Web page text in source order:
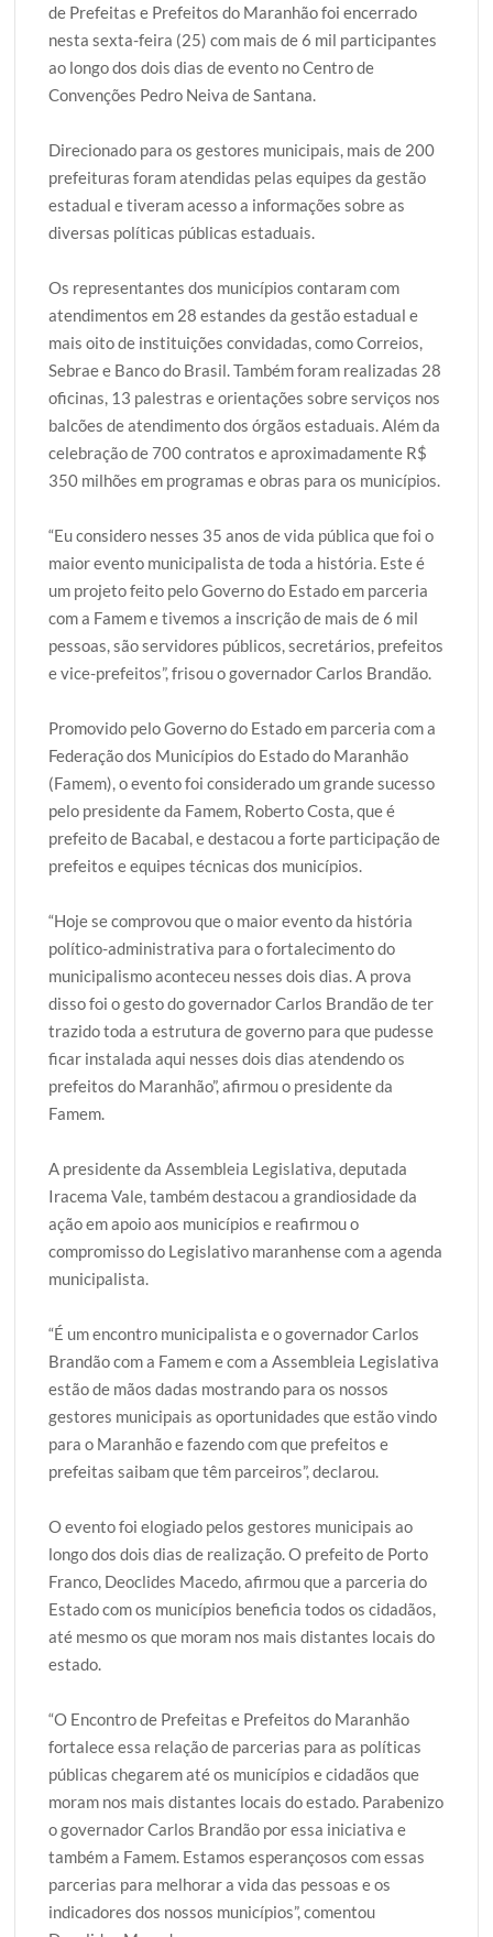
t
t
e
r
e
b
o
o
t
s
A
p
g
g
e
r
r
e
de Prefeitas e Prefeitos do Maranhão foi encerrado
nesta sexta-feira (25) com mais de 6 mil participantes
ao longo dos dois dias de evento no Centro de
Convenções Pedro Neiva de Santana.
Direcionado para os gestores municipais, mais de 200
prefeituras foram atendidas pelas equipes da gestão
estadual e tiveram acesso a informações sobre as
diversas políticas públicas estaduais.
Os representantes dos municípios contaram com
atendimentos em 28 estandes da gestão estadual e
mais oito de instituições convidadas, como Correios,
Sebrae e Banco do Brasil. Também foram realizadas 28
oficinas, 13 palestras e orientações sobre serviços nos
balcões de atendimento dos órgãos estaduais. Além da
celebração de 700 contratos e aproximadamente R$
350 milhões em programas e obras para os municípios.
“Eu considero nesses 35 anos de vida pública que foi o
maior evento municipalista de toda a história. Este é
um projeto feito pelo Governo do Estado em parceria
com a Famem e tivemos a inscrição de mais de 6 mil
pessoas, são servidores públicos, secretários, prefeitos
e vice-prefeitos”, frisou o governador Carlos Brandão.
Promovido pelo Governo do Estado em parceria com a
Federação dos Municípios do Estado do Maranhão
(Famem), o evento foi considerado um grande sucesso
pelo presidente da Famem, Roberto Costa, que é
prefeito de Bacabal, e destacou a forte participação de
prefeitos e equipes técnicas dos municípios.
“Hoje se comprovou que o maior evento da história
político-administrativa para o fortalecimento do
municipalismo aconteceu nesses dois dias. A prova
disso foi o gesto do governador Carlos Brandão de ter
trazido toda a estrutura de governo para que pudesse
ficar instalada aqui nesses dois dias atendendo os
prefeitos do Maranhão”, afirmou o presidente da
Famem.
A presidente da Assembleia Legislativa, deputada
Iracema Vale, também destacou a grandiosidade da
ação em apoio aos municípios e reafirmou o
compromisso do Legislativo maranhense com a agenda
municipalista.
“É um encontro municipalista e o governador Carlos
Brandão com a Famem e com a Assembleia Legislativa
estão de mãos dadas mostrando para os nossos
gestores municipais as oportunidades que estão vindo
para o Maranhão e fazendo com que prefeitos e
prefeitas saibam que têm parceiros”, declarou.
O evento foi elogiado pelos gestores municipais ao
longo dos dois dias de realização. O prefeito de Porto
Franco, Deoclides Macedo, afirmou que a parceria do
Estado com os municípios beneficia todos os cidadãos,
até mesmo os que moram nos mais distantes locais do
estado.
“O Encontro de Prefeitas e Prefeitos do Maranhão
fortalece essa relação de parcerias para as políticas
públicas chegarem até os municípios e cidadãos que
moram nos mais distantes locais do estado. Parabenizo
o governador Carlos Brandão por essa iniciativa e
também a Famem. Estamos esperançosos com essas
parcerias para melhorar a vida das pessoas e os
indicadores dos nossos municípios”, comentou